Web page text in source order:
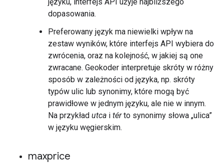
dopasowania.
Preferowany język ma niewielki wpływ na
zestaw wyników, które interfejs API wybiera do
zwrócenia, oraz na kolejność, w jakiej są one
zwracane. Geokoder interpretuje skróty w różny
sposób w zależności od języka, np. skróty
typów ulic lub synonimy, które mogą być
prawidłowe w jednym języku, ale nie w innym.
Na przykład utca i térto synonimy słowa „ulica”
w języku węgierskim.
maxprice